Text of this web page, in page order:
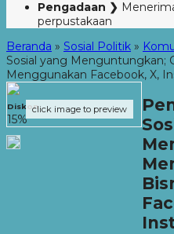
Pengadaan ❯
perpustakaan
Beranda » Sosial Politik »
Sosial yang Menguntungkan;
Menggunakan Facebook, X,
click image to preview
Diskon
15%